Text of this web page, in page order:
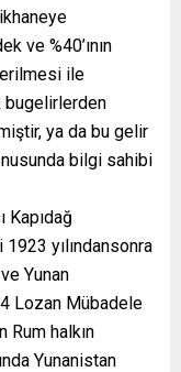
ve %40’ının
ile
bugelirlerden
ya da bu gelir
bilgi sahibi
Kapıdağ
yılındansonra
Yunan
Lozan Mübadele
Rum halkın
Yunanistan